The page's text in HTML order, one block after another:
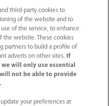
third-party cookies to
of the website and to
of the service, to enhance
the website. These cookies
partners to build a profile of
adverts on other sites.
If
will only use essential
not be able to provide
your preferences at